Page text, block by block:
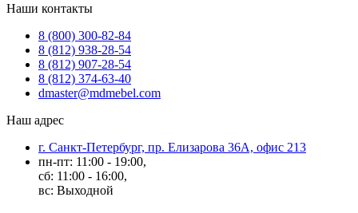
Наши контакты
8 (800) 300-82-84
8 (812) 938-28-54
8 (812) 907-28-54
8 (812) 374-63-40
dmaster@mdmebel.com
Наш адрес
г. Санкт-Петербург, пр. Елизарова 36А, офис 213
пн-пт: 11:00 - 19:00,
сб: 11:00 - 16:00,
вс: Выходной